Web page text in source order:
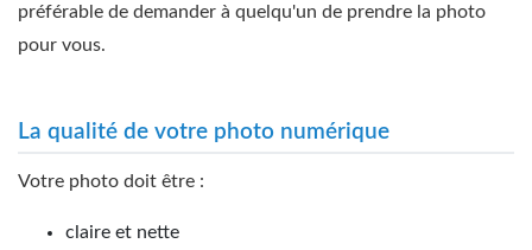
préférable de demander à quelqu'un de prendre la photo
pour vous.
La qualité de votre photo numérique
Votre photo doit être :
claire et nette